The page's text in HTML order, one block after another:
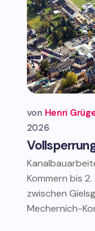
von Henri
2026
Kommern bis
zwischen
Mechernich-